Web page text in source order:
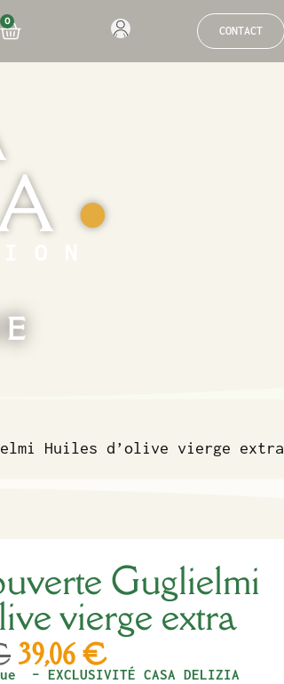
0
CONTACT
●
Huiles d’olive vierge extra
Guglielmi
vierge extra
39,06€
– EXCLUSIVITÉ CASA DELIZIA